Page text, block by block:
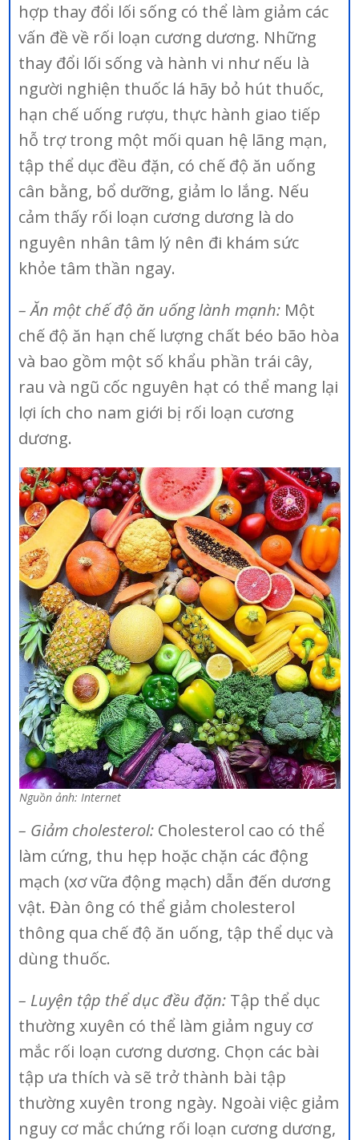
hợp thay đổi lối sống có thể làm giảm các
vấn đề về rối loạn cương dương. Những
thay đổi lối sống và hành vi như nếu là
người nghiện thuốc lá hãy bỏ hút thuốc,
hạn chế uống rượu, thực hành giao tiếp
hỗ trợ trong một mối quan hệ lãng mạn,
tập thể dục đều đặn, có chế độ ăn uống
cân bằng, bổ dưỡng, giảm lo lắng. Nếu
cảm thấy rối loạn cương dương là do
nguyên nhân tâm lý nên đi khám sức
khỏe tâm thần ngay.
– Ăn một chế độ ăn uống lành mạnh: Một
chế độ ăn hạn chế lượng chất béo bão hòa
và bao gồm một số khẩu phần trái cây,
rau và ngũ cốc nguyên hạt có thể mang lại
lợi ích cho nam giới bị rối loạn cương
dương.
Nguồn ảnh: Internet
– Giảm cholesterol: Cholesterol cao có thể
làm cứng, thu hẹp hoặc chặn các động
mạch (xơ vữa động mạch) dẫn đến dương
vật. Đàn ông có thể giảm cholesterol
thông qua chế độ ăn uống, tập thể dục và
dùng thuốc.
– Luyện tập thể dục đều đặn: Tập thể dục
thường xuyên có thể làm giảm nguy cơ
mắc rối loạn cương dương. Chọn các bài
tập ưa thích và sẽ trở thành bài tập
thường xuyên trong ngày. Ngoài việc giảm
nguy cơ mắc chứng rối loạn cương dương,